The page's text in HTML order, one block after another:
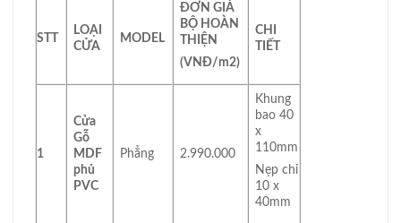
STT
LOẠI
CỬA
MODEL
ĐƠN GIÁ
BỘ HOÀN
THIỆN
(VNĐ/m2)
CHI
TIẾT
1
Cửa
Gỗ
MDF
phủ
PVC
Phẳng 2.990.000
Khung
bao 40
x
110mm
Nẹp chỉ
10 x
40mm